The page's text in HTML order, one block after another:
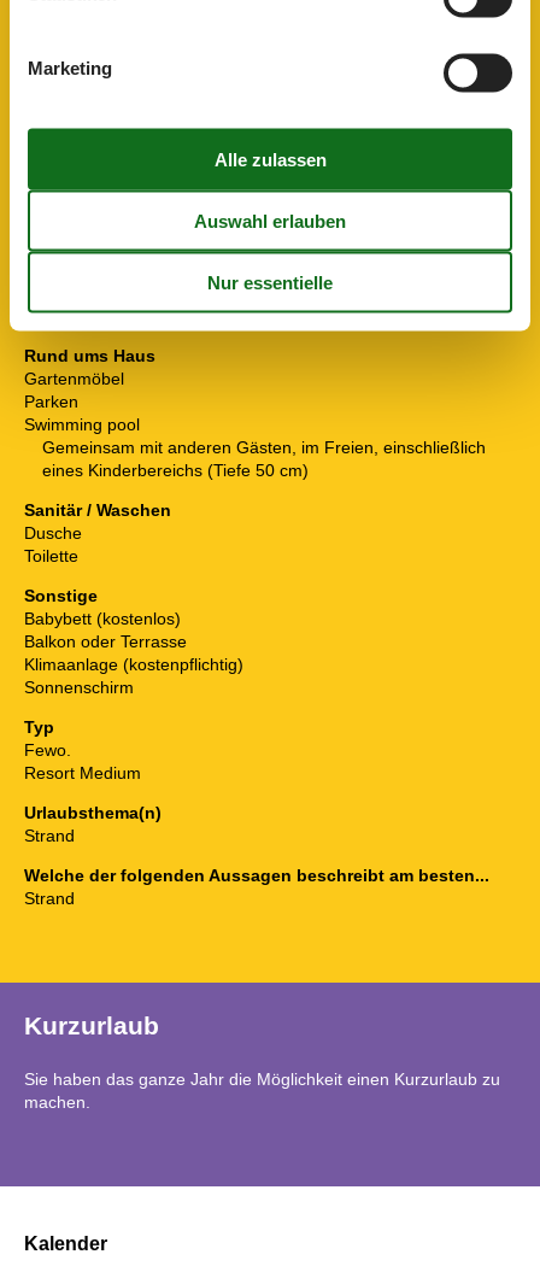
Mit anderen Gästen geteilt
Küchenartikel
2 Kochplatten, Ceranfeld
Seeblick
Rezeption
TV
SAT-TV
Rund ums Haus
Gartenmöbel
Parken
Swimming pool
Gemeinsam mit anderen Gästen, im Freien, einschließlich
eines Kinderbereichs (Tiefe 50 cm)
Sanitär / Waschen
Dusche
Toilette
Sonstige
Babybett (kostenlos)
Balkon oder Terrasse
Klimaanlage (kostenpflichtig)
Sonnenschirm
Typ
Fewo.
Resort Medium
Urlaubsthema(n)
Strand
Welche der folgenden Aussagen beschreibt am besten...
Strand
Kurzurlaub
Sie haben das ganze Jahr die Möglichkeit einen Kurzurlaub zu
machen.
Kalender
Marketing